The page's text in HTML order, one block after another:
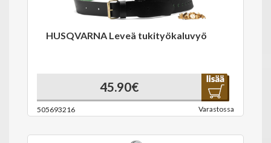
HUSQVARNA Leveä tukityökaluvyö
45.90€
505693216 Varastossa